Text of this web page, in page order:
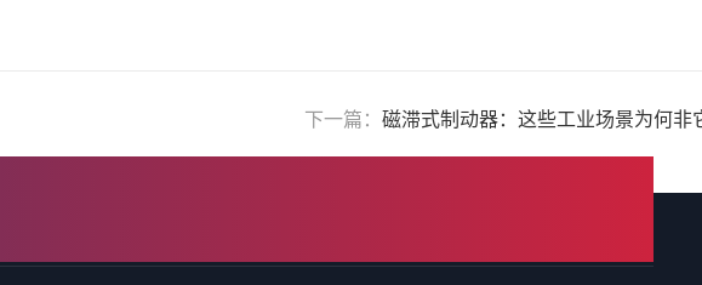
下一篇： 磁滞式制动器：这些工业场景为何非